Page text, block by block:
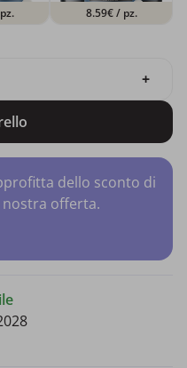
8.59€/ pz.
+
dello sconto di
offerta.